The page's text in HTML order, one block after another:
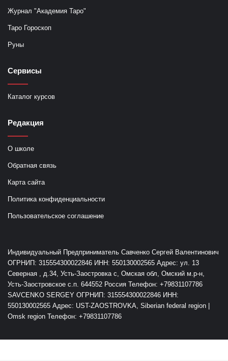
Журнал "Академия Таро"
Таро Гороскоп
Руны
Сервисы
Каталог курсов
Редакция
О школе
Обратная связь
Карта сайта
Политика конфиденциальности
Пользовательское соглашение
Индивидуальный Предприниматель Савченко Сергей Валентинович
ОГРНИП: 315554300022846 ИНН: 550130002565 Адрес: ул. 13
Северная , д.34, Усть-Заостровка с, Омская обл, Омский м.р-н,
Усть-Заостровское с.п. 644552 Россия Телефон: +79831107786
SAVCENKO SERGEY ОГРНИП: 315554300022846 ИНН:
550130002565 Адрес: UST-ZAOSTROVKA, Siberian federal region |
Omsk region Телефон: +79831107786